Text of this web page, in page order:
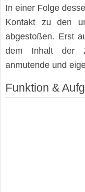
In einer Folge
Kontakt zu den
abgestoßen. Erst
dem Inhalt der
anmutende und
Funktion &